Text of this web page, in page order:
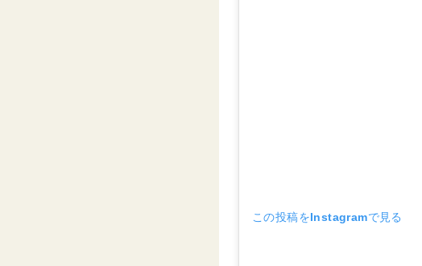
この投稿をInstagramで見る